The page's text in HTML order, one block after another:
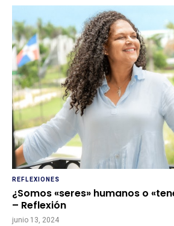
REFLEXIONES
¿Somos «seres» humanos o
– Reflexión
junio 13, 2024